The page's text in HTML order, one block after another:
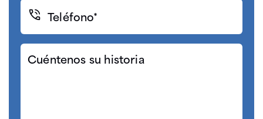
Teléfono*
(Required)
Cuéntenos
su